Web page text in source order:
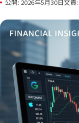
ニュース
ツール
お問い合わせ
言語
公開: 2026年5月30日文責: